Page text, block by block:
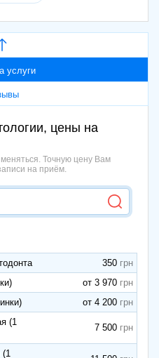
услуги
цены на
Точную цену Вам
на приём.
350
от 3 970
от 4 200
(1
7 500